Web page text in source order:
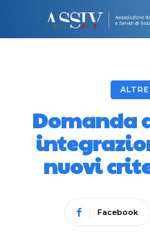
Domanda
nuovi
Facebook